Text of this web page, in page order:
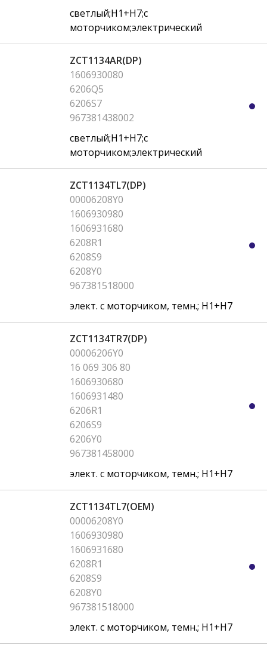
светлый;H1+H7;с
моторчиком;электрический
ZCT1134AR(DP)
1606930080
6206Q5
6206S7
967381438002
светлый;H1+H7;с
моторчиком;электрический
ZCT1134TL7(DP)
00006208Y0
1606930980
1606931680
6208R1
6208S9
6208Y0
967381518000
элект. с моторчиком, темн.; H1+H7
ZCT1134TR7(DP)
00006206Y0
16 069 306 80
1606930680
1606931480
6206R1
6206S9
6206Y0
967381458000
элект. с моторчиком, темн.; H1+H7
ZCT1134TL7(OEM)
00006208Y0
1606930980
1606931680
6208R1
6208S9
6208Y0
967381518000
элект. с моторчиком, темн.; H1+H7